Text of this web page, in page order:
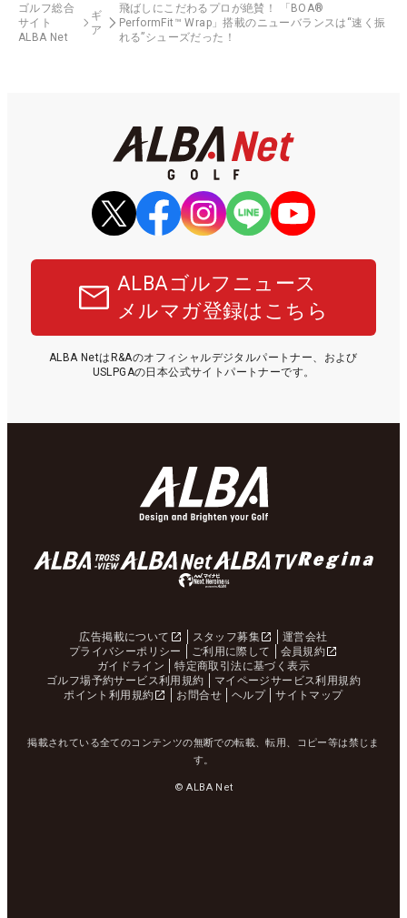
ゴルフ総合
サイト
ALBA Net
ギ
ア
飛ばしにこだわるプロが絶賛！ 「BOA®
PerformFit™ Wrap」搭載のニューバランスは“速く振
れる”シューズだった！
ALBAゴルフニュース
メルマガ登録はこちら
ALBA NetはR&Aのオフィシャルデジタルパートナー、および
USLPGAの日本公式サイトパートナーです。
広告掲載について スタッフ募集
運営会社
プライバシーポリシー
ご利用に際して
会員規約
ガイドライン
特定商取引法に基づく表示
ゴルフ場予約サービス利用規約
マイページサービス利用規約
ポイント利用規約
お問合せ ヘルプ サイトマップ
掲載されている全てのコンテンツの無断での転載、転用、コピー等は禁じま
す。
© ALBA Net